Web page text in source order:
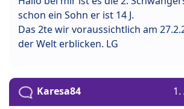
schon ein Sohn er ist 14 J.
Das 2te wir voraussichtlich am
der Welt erblicken. LG
Karesa84 1.